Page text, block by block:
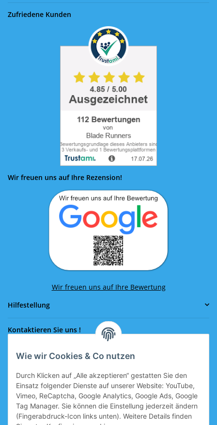
Wie wir Cookies & Co nutzen
Durch Klicken auf „Alle akzeptieren“ gestatten Sie den
Einsatz folgender Dienste auf unserer Website: YouTube,
Vimeo, ReCaptcha, Google Analytics, Google Ads, Google
Tag Manager. Sie können die Einstellung jederzeit ändern
(Fingerabdruck-Icon links unten). Weitere Details finden
Zufriedene Kunden
Wir freuen uns auf Ihre Rezension!
Wir freuen uns auf Ihre Bewertung
Hilfestellung
Kontaktieren Sie uns !
Rufen Sie uns an!
office@eissport.at
Mitglied der WKO